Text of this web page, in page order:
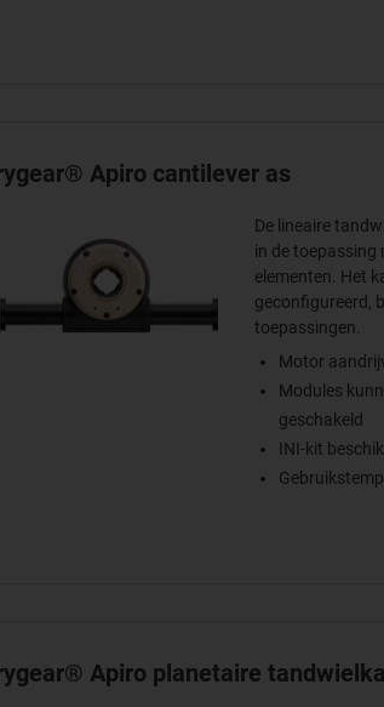
Apiro cantilever as
De lineaire
in de toepassing
elementen. Het
geconfigureerd,
toepassingen.
Motor
Modules
geschakeld
INI-kit
Apiro planetaire